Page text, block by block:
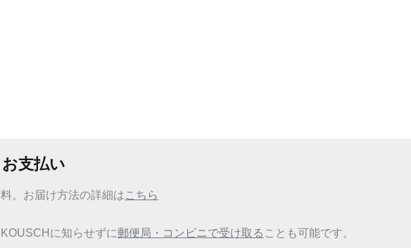
支払い
。お届け方法の詳細はこちら
に知らせずに郵便局・コンビニで受け取る ことも可能です。